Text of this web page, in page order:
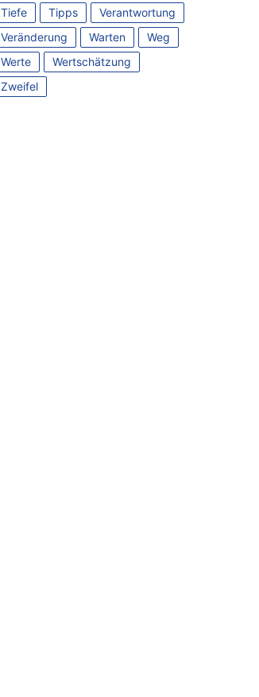
Tiefe
Tipps
Verantwortung
Veränderung
Warten
Weg
Werte
Wertschätzung
Zweifel